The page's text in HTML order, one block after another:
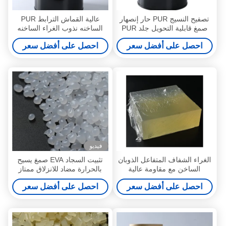
تصفيح النسيج PUR حار إنصهار
صمغ قابلية التحويل جلد PUR
حارإنصهار
احصل على أفضل سعر
عالية القماش الترابط PUR
الساخنه نذوب الغراء الساخنه
نذوب لاصق لفيلم الملابس
الداخلية
احصل على أفضل سعر
الغراء الشفاف المتفاعل الذوبان
الساخن مع مقاومة عالية
للحرارة والكيماويات
احصل على أفضل سعر
فيديو
تثبيت السجاد EVA صمغ يسيح
بالحرارة مضاد للانزلاق ممتاز
قوة الترابط حبيبات الحبوب
احصل على أفضل سعر